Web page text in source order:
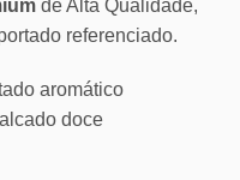
de Alta Qualidade,
referenciado.
aromático
doce